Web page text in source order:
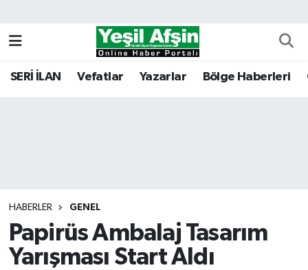
SERİ İLAN Vefatlar Yazarlar Bölge Haberleri
HABERLER GENEL
Papirüs Ambalaj Tasarım
Yarışması Start Aldı
Kahramanmaraş Nöbetçi Eczaneler
Tüm Manşetler
Son Dakika Haberleri